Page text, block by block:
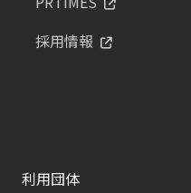
採用情報
利用団体